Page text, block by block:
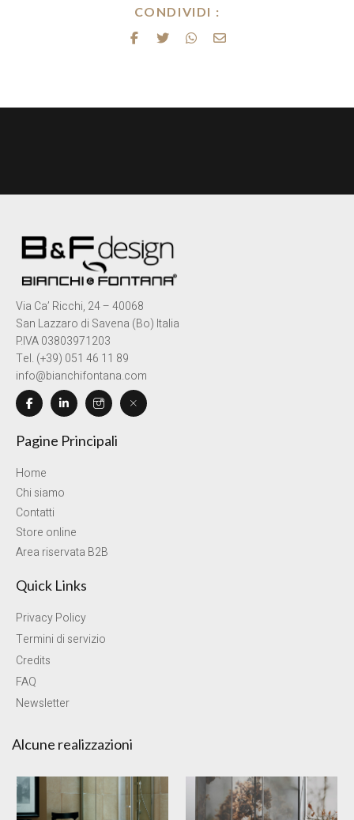
CONDIVIDI :
Via Ca’ Ricchi, 24 – 40068
San Lazzaro di Savena (Bo) Italia
P.IVA 03803971203
Tel. (+39) 051 46 11 89
info@bianchifontana.com
Pagine Principali
Home
Chi siamo
Contatti
Store online
Area riservata B2B
Quick Links
Privacy Policy
Termini di servizio
Credits
FAQ
Newsletter
Alcune realizzazioni